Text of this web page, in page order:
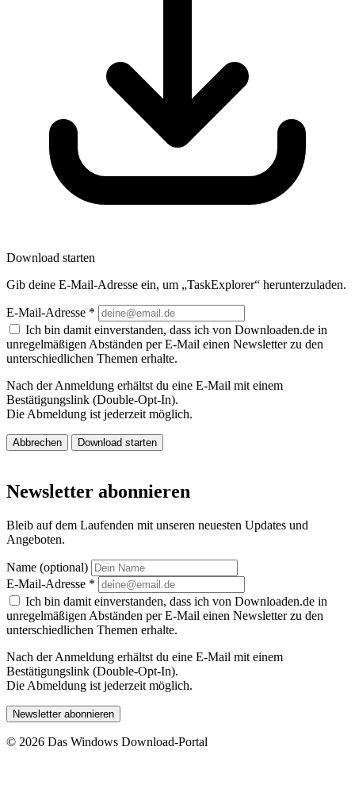
Download starten
Gib deine E-Mail-Adresse ein, um „TaskExplorer“ herunterzuladen.
E-Mail-Adresse *
Ich bin damit einverstanden, dass ich von Downloaden.de in
unregelmäßigen Abständen per E-Mail einen Newsletter zu den
unterschiedlichen Themen erhalte.
Nach der Anmeldung erhältst du eine E-Mail mit einem
Bestätigungslink (Double-Opt-In).
Die Abmeldung ist jederzeit möglich.
Abbrechen Download starten
Newsletter abonnieren
Bleib auf dem Laufenden mit unseren neuesten Updates und
Angeboten.
Name (optional)
E-Mail-Adresse *
Ich bin damit einverstanden, dass ich von Downloaden.de in
unregelmäßigen Abständen per E-Mail einen Newsletter zu den
unterschiedlichen Themen erhalte.
Nach der Anmeldung erhältst du eine E-Mail mit einem
Bestätigungslink (Double-Opt-In).
Die Abmeldung ist jederzeit möglich.
Newsletter abonnieren
© 2026 Das Windows Download-Portal